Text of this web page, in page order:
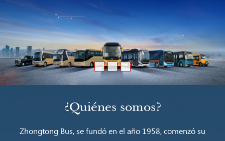
¿Quiénes somos?
Zhongtong Bus, se fundó en el año 1958, comenzó su